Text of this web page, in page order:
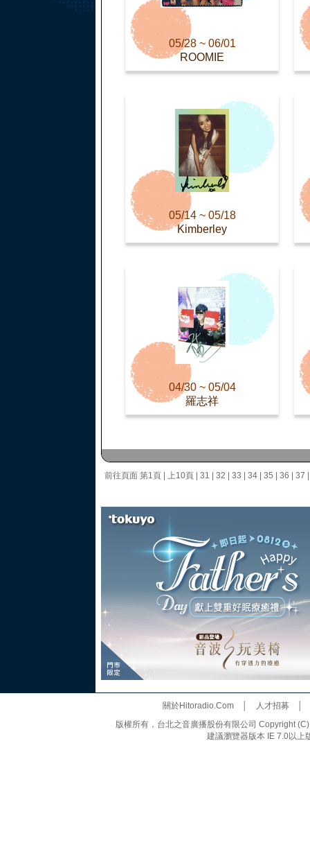
05/28 ~ 06/01
ROOMIE
05/14 ~ 05/18
Kimberley
04/30 ~ 05/04
羅志祥
前往頁面 第1頁 上10頁 31 32 33 34 35 36 37
關於Hitoradio.Com│ 人才招募
版權所有，台北之音廣播股份有限公司 Copyright
建議瀏覽器版本 IE 7.0以上